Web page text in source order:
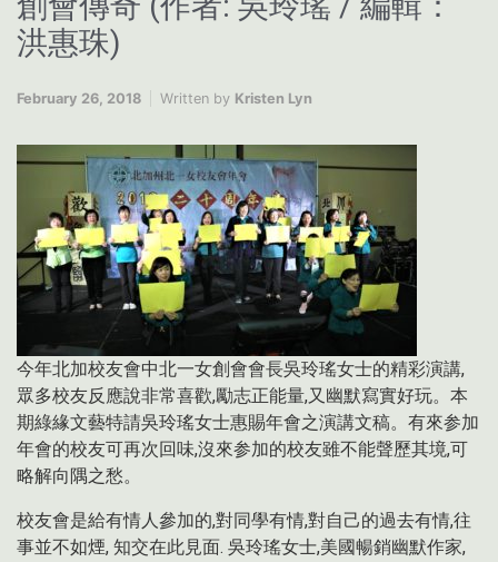
洪惠珠)
February 26, 2018 Written by Kristen Lyn
今年北加校友會中北一女創會會長吳玲瑤女士的精彩演講,
眾多校友反應說非常喜歡,勵志正能量,又幽默寫實好玩。本
期綠緣文藝特請吳玲瑤女士惠賜年會之演講文稿。有來参加
年會的校友可再次回味,沒來参加的校友雖不能聲歷其境,可
略解向隅之愁。
校友會是給有情人參加的,對同學有情,對自己的過去有情,往
事並不如煙, 知交在此見面. 吳玲瑤女士,美國暢銷幽默作家,